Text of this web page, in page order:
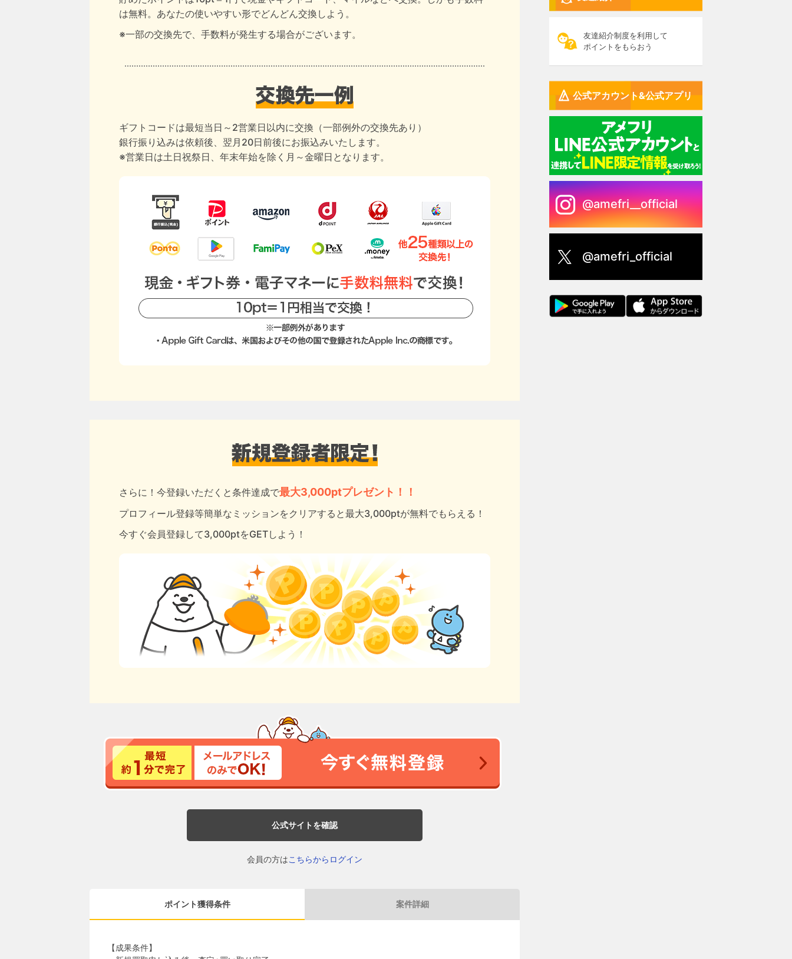
は無料。あなたの使いやすい形でどんどん交換しよう。
※一部の交換先で、手数料が発生する場合がございます。
ギフトコードは最短当日～2営業日以内に交換（一部例外の交換先あり）
銀行振り込みは依頼後、翌月20日前後にお振込みいたします。
※営業日は土日祝祭日、年末年始を除く月～金曜日となります。
さらに！今登録いただくと条件達成で最大3,000ptプレゼント！！
プロフィール登録等簡単なミッションをクリアすると最大3,000ptが無料でもらえる！
今すぐ会員登録して3,000ptをGETしよう！
公式サイトを確認
会員の方はこちらからログイン
ポイント獲得条件 案件詳細
【成果条件】
友達紹介制度を利用して
ポイントをもらおう
公式アカウント&公式アプリ
@amefri__official
@amefri_official